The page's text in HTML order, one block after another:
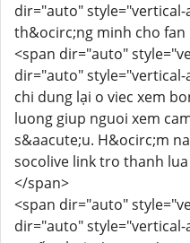
dir="auto"
th&ocirc;ng minh cho
<span dir="auto"
dir="auto"
chi dung lại o viec xem
luong giup nguoi xem
s&aacute;u. H&ocirc;m
socolive link tro thanh
</span>
<span dir="auto"
dir="auto"